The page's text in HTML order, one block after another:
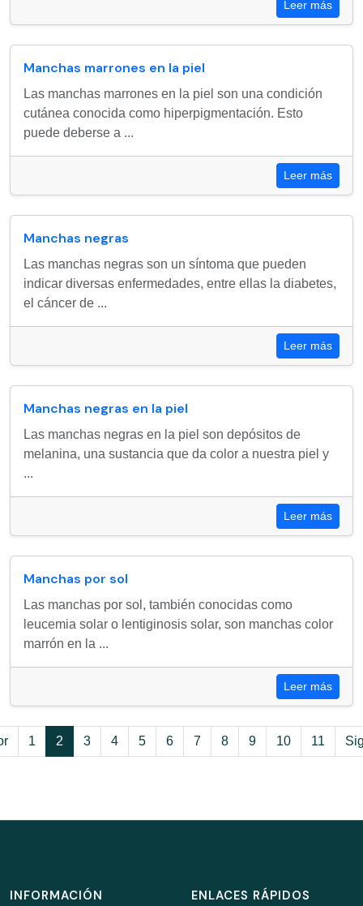
Leer más
Manchas marrones en la piel
Las manchas marrones en la piel son una condición
cutánea conocida como hiperpigmentación. Esto
puede deberse a ...
Leer más
Manchas negras
Las manchas negras son un síntoma que pueden
indicar diversas enfermedades, entre ellas la diabetes,
el cáncer de ...
Leer más
Manchas negras en la piel
Las manchas negras en la piel son depósitos de
melanina, una sustancia que da color a nuestra piel y
...
Leer más
Manchas por sol
Las manchas por sol, también conocidas como
leucemia solar o lentiginosis solar, son manchas color
marrón en la ...
Leer más
1 2 3 4 5 6 7 8 9 10 11
INFORMACIÓN ENLACES RÁPIDOS